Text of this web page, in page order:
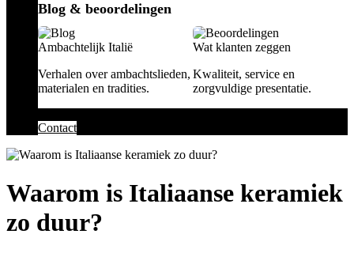
Blog & beoordelingen
Ambachtelijk Italië
Verhalen over ambachtslieden,
materialen en tradities.
Wat klanten zeggen
Kwaliteit, service en
zorgvuldige presentatie.
Contact
Waarom is Italiaanse keramiek
zo duur?